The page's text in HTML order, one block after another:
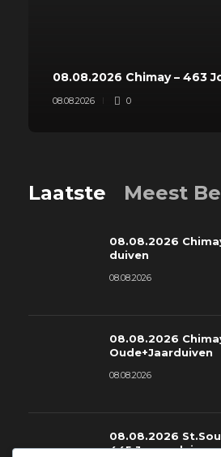
08.08.2026 Chimay – 463
08.08.2026 0
Laatste Meest
08.08.2026
duiven
08.08.2026
08.08.2026
Oude+Jaarduiven
08.08.2026
08.08.2026
445 Jonge duiven